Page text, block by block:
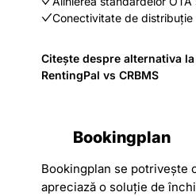
Conectivitate de
Citește despre alternativa la
RentingPal vs CRBMS
Bookingplan
Bookingplan se potrivește
apreciază o soluție de